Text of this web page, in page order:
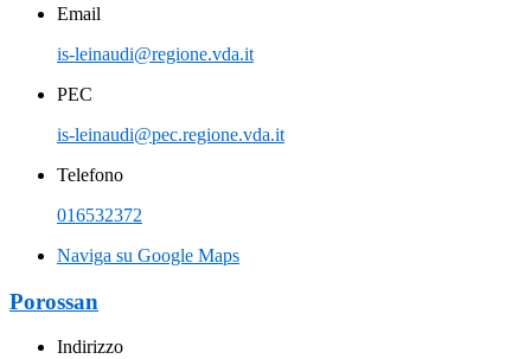
Email
is-leinaudi@regione.vda.it
PEC
is-leinaudi@pec.regione.vda.it
Telefono
016532372
Naviga su Google Maps
Porossan
Indirizzo